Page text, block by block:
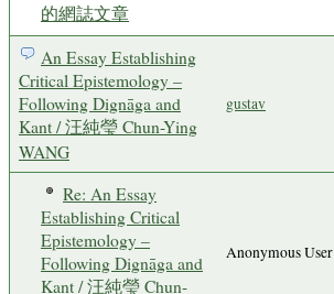
的網誌文章
An Essay Establishing
Critical Epistemology –
Following Dignāga and
Kant / 汪純瑩 Chun-Ying
WANG
gustav
Re: An Essay
Establishing Critical
Epistemology –
Following Dignāga and
Kant / 汪純瑩 Chun-
Anonymous User